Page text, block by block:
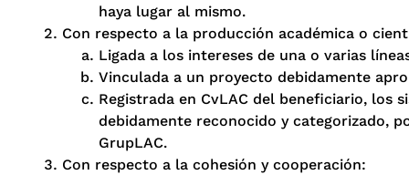
haya lugar al mismo.
Con respecto a la producción académica o
Ligada a los intereses de una o varias
Vinculada a un proyecto debidamente
Registrada en CvLAC del beneficiario, los
debidamente reconocido y categorizado,
GrupLAC.
Con respecto a la cohesión y cooperación: